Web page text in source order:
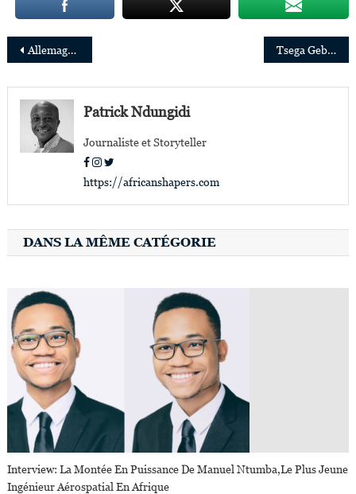
Navigation
de
l’article
Allemagne : Dr. Irène Kilubi, la dynamique entrepreneure qui connecte les générations Tsega Gebreyes rejoint le Conseil d’Administration d’Airtel Africa
Patrick Ndungidi
Journaliste et Storyteller
https://africanshapers.com
DANS LA MÊME CATÉGORIE
Interview: La Montée En Puissance De Manuel Ntumba,le Plus Jeune
Ingénieur Aérospatial En Afrique